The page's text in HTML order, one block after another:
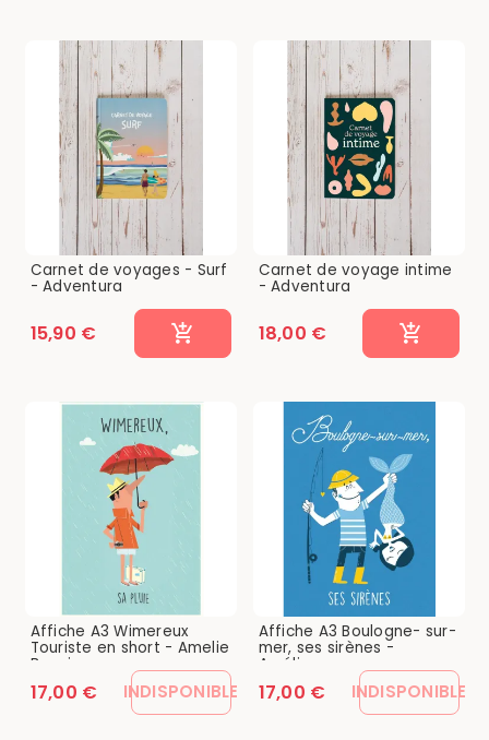
Carnet de voyages - Surf
- Adventura
15,90 €
Carnet de voyage intime
- Adventura
18,00 €
Affiche A3 Wimereux
Touriste en short - Amelie
Bauvin
17,00 € INDISPONIBLE
Affiche A3 Boulogne- sur-
mer, ses sirènes -
Amélie...
17,00 € INDISPONIBLE